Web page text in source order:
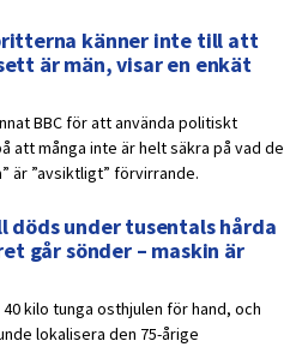
känner inte till att
är män, visar en enkät
BBC för att använda politiskt
att många inte är helt säkra på vad de
är ”avsiktligt” förvirrande.
döds under tusentals hårda
går sönder – maskin är
kilo tunga osthjulen för hand, och
lokalisera den 75-årige